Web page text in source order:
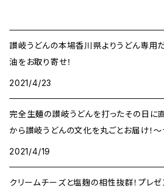
讃岐うどんの本場香川県よりうどん専用
油をお取り寄せ！
2021/4/23
完全生麺の讃岐うどんを打ったその日に
から讃岐うどんの文化を丸ごとお届け！〜
うち〜
2021/4/19
クリームチーズと塩麹の相性抜群！プレゼ